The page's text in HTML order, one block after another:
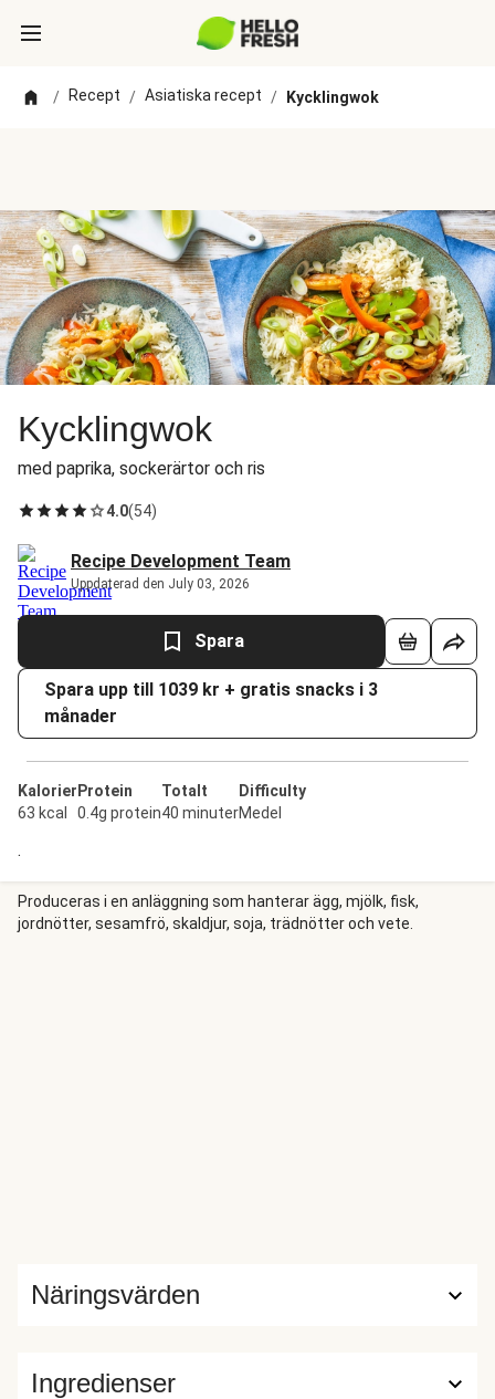
/ Recept / Asiatiska recept / Kycklingwok
Kycklingwok
med paprika, sockerärtor och ris
4.0(54)
Recipe Development Team
Uppdaterad den July 03, 2026
Spara
Spara upp till 1039 kr + gratis snacks i 3
månader
Kalorier
63 kcal
Protein
0.4g protein
Totalt
40 minuter
Difficulty
Medel
.
Produceras i en anläggning som hanterar ägg, mjölk, fisk,
jordnötter, sesamfrö, skaldjur, soja, trädnötter och vete.
Ingredienser
Näringsvärden